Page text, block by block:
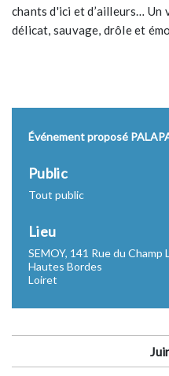
Événement proposé
Public
Tout public
Lieu
SEMOY, 141 Rue du
Hautes Bordes
Loiret
chants d'ici et d’ailleurs…
délicat, sauvage, drôle et